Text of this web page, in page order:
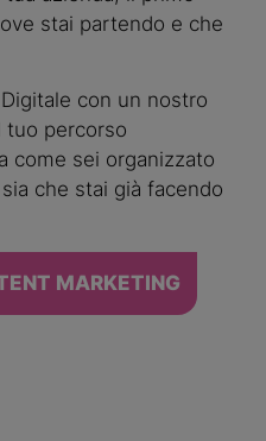
stai partendo e che
con un nostro
tuo percorso
come sei organizzato
che stai già facendo
MARKETING